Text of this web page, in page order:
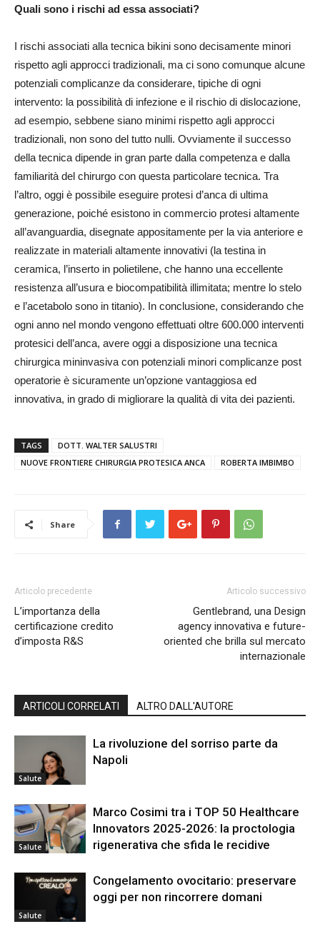
Quali sono i rischi ad essa associati?
I rischi associati alla tecnica bikini sono decisamente minori
rispetto agli approcci tradizionali, ma ci sono comunque alcune
potenziali complicanze da considerare, tipiche di ogni
intervento: la possibilità di infezione e il rischio di dislocazione,
ad esempio, sebbene siano minimi rispetto agli approcci
tradizionali, non sono del tutto nulli. Ovviamente il successo
della tecnica dipende in gran parte dalla competenza e dalla
familiarità del chirurgo con questa particolare tecnica. Tra
l’altro, oggi è possibile eseguire protesi d’anca di ultima
generazione, poiché esistono in commercio protesi altamente
all’avanguardia, disegnate appositamente per la via anteriore e
realizzate in materiali altamente innovativi (la testina in
ceramica, l’inserto in polietilene, che hanno una eccellente
resistenza all’usura e biocompatibilità illimitata; mentre lo stelo
e l’acetabolo sono in titanio). In conclusione, considerando che
ogni anno nel mondo vengono effettuati oltre 600.000 interventi
protesici dell’anca, avere oggi a disposizione una tecnica
chirurgica mininvasiva con potenziali minori complicanze post
operatorie è sicuramente un’opzione vantaggiosa ed
innovativa, in grado di migliorare la qualità di vita dei pazienti.
TAGS
DOTT. WALTER SALUSTRI
NUOVE FRONTIERE CHIRURGIA PROTESICA ANCA
ROBERTA IMBIMBO
Share
Articolo precedente
L’importanza della
certificazione credito
d’imposta R&S
Articolo successivo
Gentlebrand, una Design
agency innovativa e future-
oriented che brilla sul mercato
internazionale
ARTICOLI CORRELATI ALTRO DALL'AUTORE
Salute
La rivoluzione del sorriso parte da
Napoli
Salute
Marco Cosimi tra i TOP 50 Healthcare
Innovators 2025-2026: la proctologia
rigenerativa che sfida le recidive
Salute
Congelamento ovocitario: preservare
oggi per non rincorrere domani